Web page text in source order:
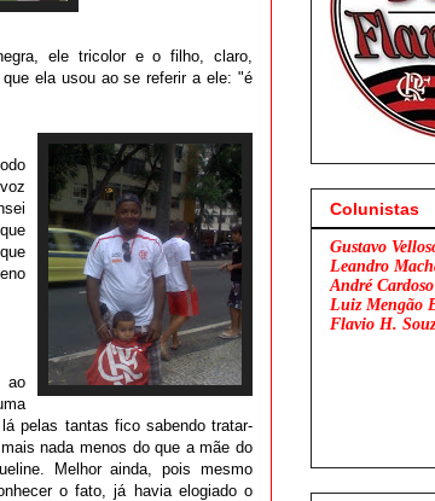
ele tricolor e o filho, claro,
ela usou ao se referir a ele: "é
pelas tantas fico sabendo tratar-
nada menos do que a mãe do
Melhor ainda, pois mesmo
o fato, já havia elogiado o
Colunistas
Gustavo
Leandro
André Cardoso
Luiz Mengão
Flavio H.